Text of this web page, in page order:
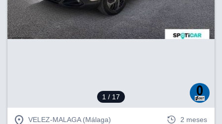
1 / 17
VELEZ-MALAGA (Málaga) 2 meses